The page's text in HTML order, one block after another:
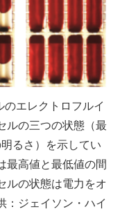
エレクトロフルイ
ルの三つの状態（最
るさ）を示してい
最高値と最低値の間
ルの状態は電力をオ
：ジェイソン・ハイ